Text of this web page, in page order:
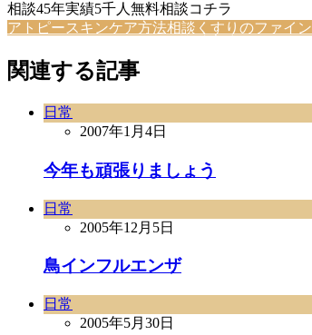
相談45年実績5千人無料相談コチラ
アトピースキンケア方法相談くすりのファイン
関連する記事
日常
2007年1月4日
今年も頑張りましょう
日常
2005年12月5日
鳥インフルエンザ
日常
2005年5月30日